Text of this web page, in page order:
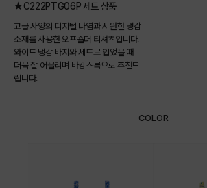
★C222PTG06P 세트 상품
고급 사양의 디지털 나염과 시원한 냉감
소재를 사용한 오프숄더 티셔츠입니다.
와이드 냉감 바지와 세트로 입었을 때
더욱 잘 어울리며 바캉스룩으로 추천드
립니다.
COLOR